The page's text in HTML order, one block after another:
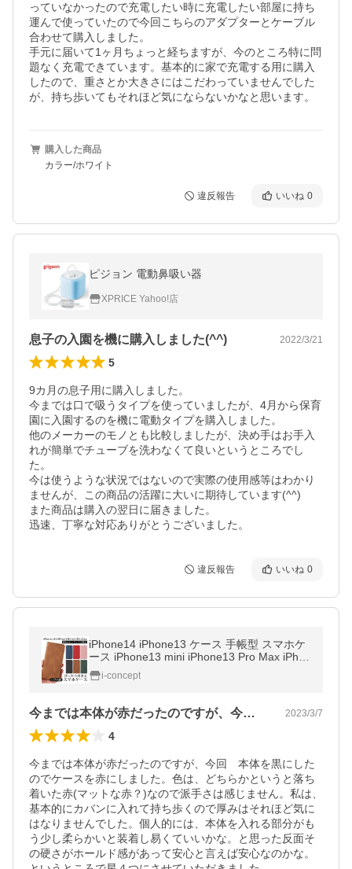
っていなかったので充電したい時に充電したい部屋に持ち
運んで使っていたので今回こちらのアダプターとケーブル
合わせて購入しました。
手元に届いて1ヶ月ちょっと経ちますが、今のところ特に問
題なく充電できています。基本的に家で充電する用に購入
したので、重さとか大きさにはこだわっていませんでした
が、持ち歩いてもそれほど気にならないかなと思います。
購入した商品
カラー/ホワイト
違反報告 いいね 0
ピジョン 電動鼻吸い器
XPRICE Yahoo!店
息子の入園を機に購入しました(^^) 2022/3/21
5
9カ月の息子用に購入しました。
今までは口で吸うタイプを使っていましたが、4月から保育
園に入園するのを機に電動タイプを購入しました。
他のメーカーのモノとも比較しましたが、決め手はお手入
れが簡単でチューブを洗わなくて良いというところでし
た。
今は使うような状況ではないので実際の使用感等はわかり
ませんが、この商品の活躍に大いに期待しています(^^)
また商品は購入の翌日に届きました。
迅速、丁寧な対応ありがとうございました。
違反報告 いいね 0
iPhone14 iPhone13 ケース 手帳型 スマホケ
ース iPhone13 mini iPhone13 Pro Max iPho
ne SE2 iPhone12 iPhone12pro iPhoneSE3
カバー 送料無料 セール
i-concept
今までは本体が赤だったのですが、今回本… 2023/3/7
4
今までは本体が赤だったのですが、今回　本体を黒にした
のでケースを赤にしました。色は、どちらかというと落ち
着いた赤(マットな赤？)なので派手さは感じません。私は、
基本的にカバンに入れて持ち歩くので厚みはそれほど気に
はなりませんでした。個人的には、本体を入れる部分がも
う少し柔らかいと装着し易くていいかな。と思った反面そ
の硬さがホールド感があって安心と言えば安心なのかな。